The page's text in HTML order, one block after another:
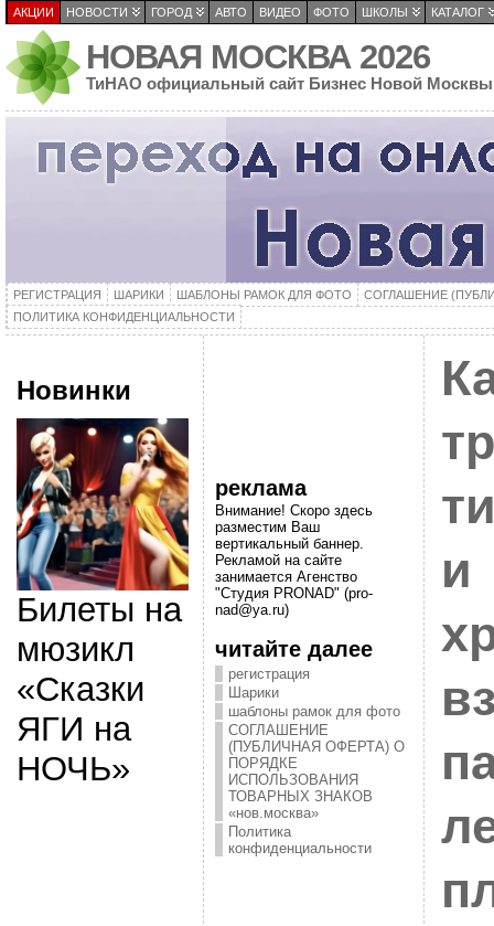
АКЦИИ НОВОСТИ ГОРОД АВТО ВИДЕО ФОТО ШКОЛЫ КАТАЛОГ
НОВАЯ МОСКВА 2026
ТиНАО официальный сайт Бизнес Новой Москвы
РЕГИСТРАЦИЯ ШАРИКИ ШАБЛОНЫ РАМОК ДЛЯ ФОТО
СОГЛАШЕНИЕ
ПОЛИТИКА КОНФИДЕНЦИАЛЬНОСТИ
Новинки
Билеты на
мюзикл
«Сказки
ЯГИ на
НОЧЬ»
реклама
Внимание! Скоро здесь
разместим Ваш
вертикальный баннер.
Рекламой на сайте
занимается Агенство
"Студия PRONAD" (pro-
nad@ya.ru)
читайте далее
регистрация
Шарики
шаблоны рамок для фото
СОГЛАШЕНИЕ
(ПУБЛИЧНАЯ ОФЕРТА) О
ПОРЯДКЕ
ИСПОЛЬЗОВАНИЯ
ТОВАРНЫХ ЗНАКОВ
«нов.москва»
Политика
конфиденциальности
и